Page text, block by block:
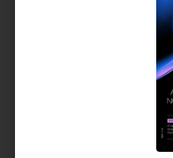
generativa, a
esperar. O atraso
se acumula como
Inovação e Tecnologia
Embaixador e
Senior Advisory